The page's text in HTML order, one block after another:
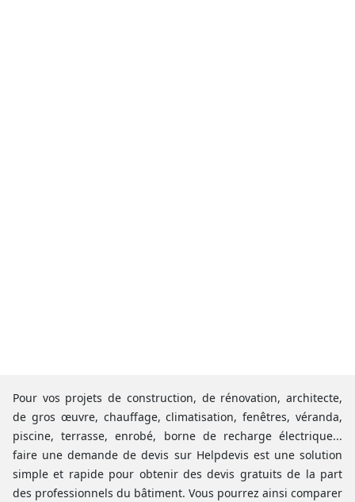
Pour vos projets de construction, de rénovation, architecte,
de gros œuvre, chauffage, climatisation, fenêtres, véranda,
piscine, terrasse, enrobé, borne de recharge électrique...
faire une demande de devis sur Helpdevis est une solution
simple et rapide pour obtenir des devis gratuits de la part
des professionnels du bâtiment. Vous pourrez ainsi comparer